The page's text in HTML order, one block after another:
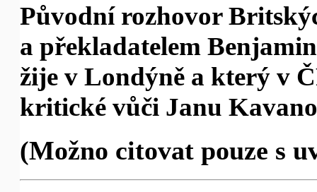
Původní rozhovor
a překladatelem
žije v Londýně a který v
kritické vůči Janu
(Možno citovat pouze s